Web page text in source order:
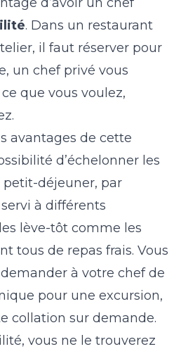
. Dans un restaurant
il faut réserver pour
un chef privé vous
que vous voulez,
avantages de cette
d’échelonner les
petit-déjeuner, par
à différents
lève-tôt comme les
tous de repas frais. Vous
à votre chef de
pour une excursion,
collation sur demande.
vous ne le trouverez